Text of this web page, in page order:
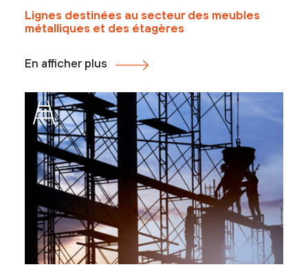
Lignes destinées au secteur des meubles
métalliques et des étagères
En afficher plus